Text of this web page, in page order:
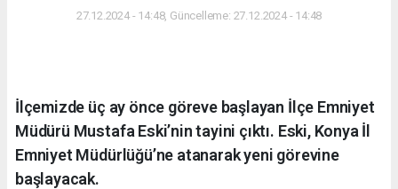
27.12.2024 - 14:48, Güncelleme: 27.12.2024 - 14:48
İlçemizde üç ay önce göreve başlayan İlçe Emniyet
Müdürü Mustafa Eski’nin tayini çıktı. Eski, Konya İl
Emniyet Müdürlüğü’ne atanarak yeni görevine
başlayacak.